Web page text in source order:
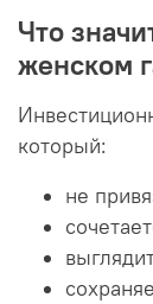
Что
женском
который:
не